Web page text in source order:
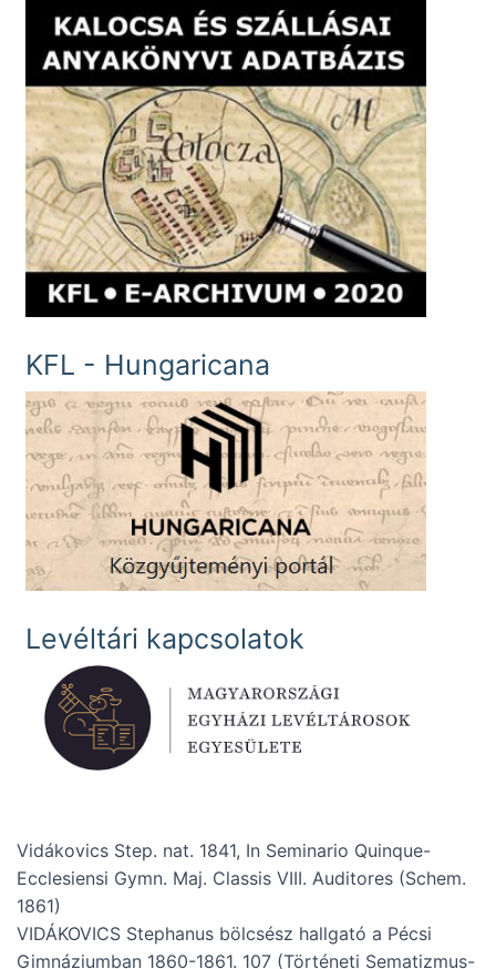
KFL - Hungaricana
Levéltári kapcsolatok
Vidákovics Step. nat. 1841, In Seminario Quinque-
Ecclesiensi Gymn. Maj. Classis VIII. Auditores (Schem.
1861)
VIDÁKOVICS Stephanus bölcsész hallgató a Pécsi
Gimnáziumban 1860-1861. 107 (Történeti Sematizmus-